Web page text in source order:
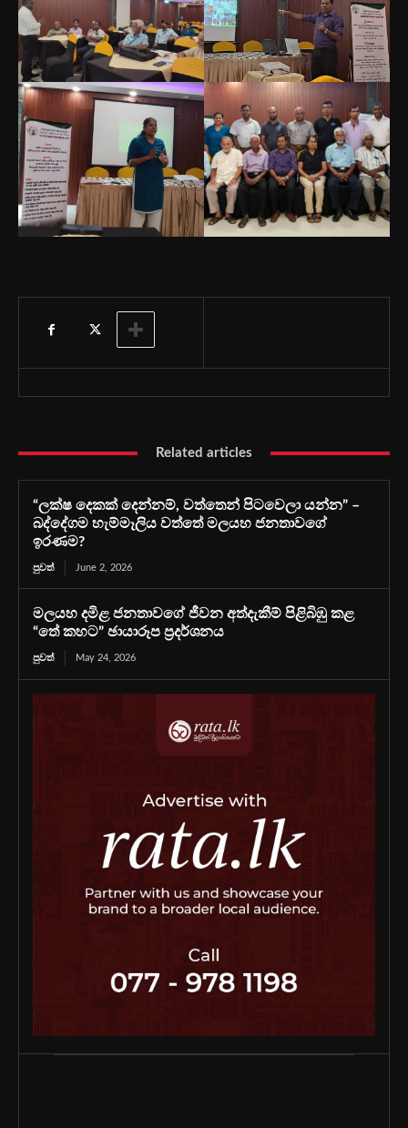
Related articles
“ලක්ෂ දෙකක් දෙන්නම්, වත්තෙන් පිටවෙලා යන්න” –
බද්දේගම හැම්මෑලිය වත්තේ මලයහ ජනතාවගේ
ඉරණම?
පුවත් June 2, 2026
මලයහ දමිළ ජනතාවගේ ජීවන අත්දැකීම් පිළිබිඹු කළ
“තේ කහට” ඡායාරූප ප්‍රදර්ශනය
පුවත් May 24, 2026